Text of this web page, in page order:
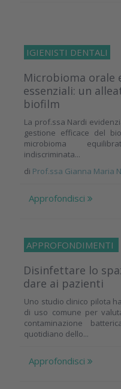
IGIENISTI DENTALI
Microbioma orale
essenziali: un
biofilm
La prof.ssa Nardi
gestione efficace del
microbioma
indiscriminata...
di Prof.ssa Gianna Maria
Approfondisci
APPROFONDIMENTI
Disinfettare lo
dare ai pazienti
Uno studio clinico pilota
di uso comune per
contaminazione
quotidiano dello...
Approfondisci